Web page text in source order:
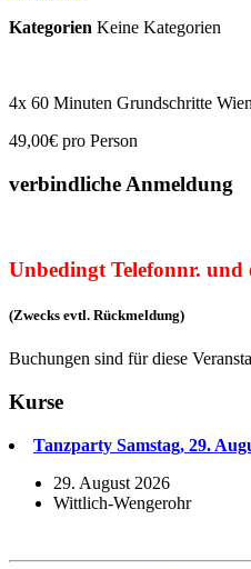
Kategorien Keine Kategorien
4x 60 Minuten Grundschritte
49,00€ pro Person
verbindliche Anmeldung
Unbedingt Telefonnr. und
(Zwecks evtl. Rückmeldung)
Buchungen sind für diese
Kurse
Tanzparty Samstag, 29.
29. August 2026
Wittlich-Wengerohr